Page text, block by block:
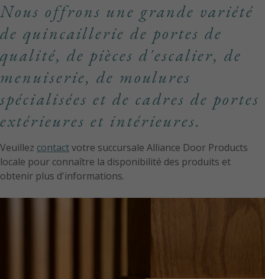
Nous offrons une grande variété
de quincaillerie de portes de
qualité, de pièces d'escalier, de
menuiserie, de moulures
spécialisées et de cadres de portes
extérieures et intérieures.
Veuillez contactvotre succursale Alliance Door Products
locale pour connaître la disponibilité des produits et
obtenir plus d'informations.